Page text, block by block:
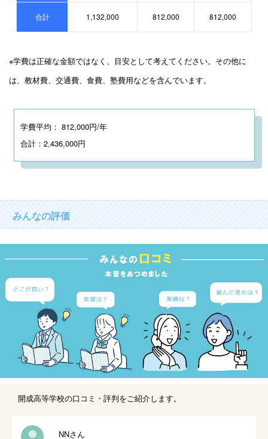
合計 1,132,000 812,000 812,000
※学費は正確な金額ではなく、目安として考えてください。その他に
は、教材費、交通費、食費、塾費用などを含んでいます。
学費平均： 812,000円/年
合計：2,436,000円
みんなの評価
開成高等学校の口コミ・評判をご紹介します。
NNさん